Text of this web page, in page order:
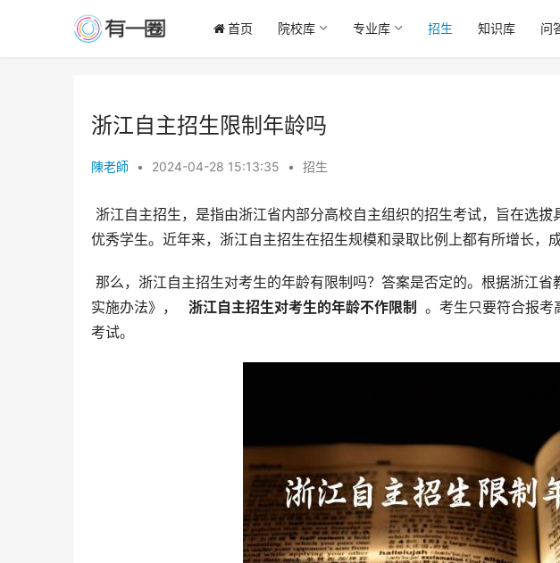
首页 院校库 专业库 招生 知识库 问
浙江自主招生限制年龄吗
陳老師 • 2024-04-28 15:13:35 • 招生
优秀学生。近年来，浙江自主招生在招生规模和录取比例上都有所增长，
实施办法》，
  浙江自主招生对考生的年龄不作限制
。考生只要符合报考
考试。